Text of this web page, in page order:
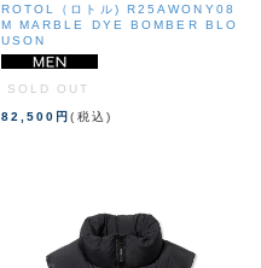
ROTOL（ロトル) R25AWONY08
M MARBLE DYE BOMBER BLO
USON
SOLD OUT
82,500円(税込)